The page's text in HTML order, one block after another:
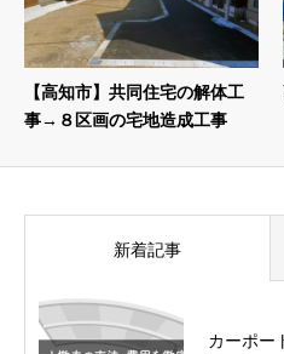
【高知市】共同住宅の解体工
事→８区画の宅地造成工事
新着記事
カーポー